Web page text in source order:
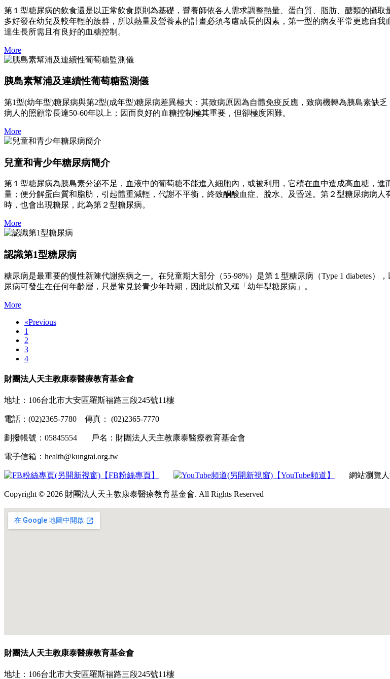
第１型糖尿病的飲食還是以正常飲食原則為基礎，營養師依各人需求調整熱量、蛋白質、脂肪、醣類的攝
多好發在幼兒及較年輕的族群，所以熱量及營養素的計畫必須考慮成長的因素，第一型的病友平常更應自
達生長所需且有良好的血糖控制。
More
胰島素幫浦及連續性葡萄糖監測儀
第1型(幼年型)糖尿病與第2型(成年型)糖尿病差異極大：其致病原因為自體免疫反應，致病機轉為胰島素缺
病人的照顧常長達50-60年以上；因而良好的血糖控制極其重要，但卻極度困難。
More
兒童和青少年糖尿病簡介
第１型糖尿病為胰島素分泌不足，血液中的葡萄糖不能進入細胞內，或被利用，它積在血中造成高血糖，
量；便分解蛋白質和脂肪，引起體重減輕，代謝不平衡，終致酮酸血症、脫水、及昏迷。第２型糖尿病病
時，也會出現糖尿，此為第２型糖尿病。
More
認識第1型糖尿病
糖尿病是最重要的慢性新陳代謝疾病之一。在兒童期大部分（55-98%）是第１型糖尿病（Type 1 diabetes）
尿病可發生在任何年齡層，只是常見於青少年時期，因此以前又稱「幼年型糖尿病」。
More
«Previous
1
2
3
4
財團法人天主教康泰醫療教育基金會
地址：106台北市大安區羅斯福路三段245號11樓
電話：(02)2365-7780 傳真： (02)2365-7770
劃撥帳號：05845554 戶名：財團法人天主教康泰醫療教育基金會
電子信箱：health@kungtai.org.tw
【FB粉絲專頁】 【YouTube頻道】 網站瀏覽人
Copyright © 2026 財團法人天主教康泰醫療教育基金會. All Rights Reserved
財團法人天主教康泰醫療教育基金會
地址：106台北市大安區羅斯福路三段245號11樓